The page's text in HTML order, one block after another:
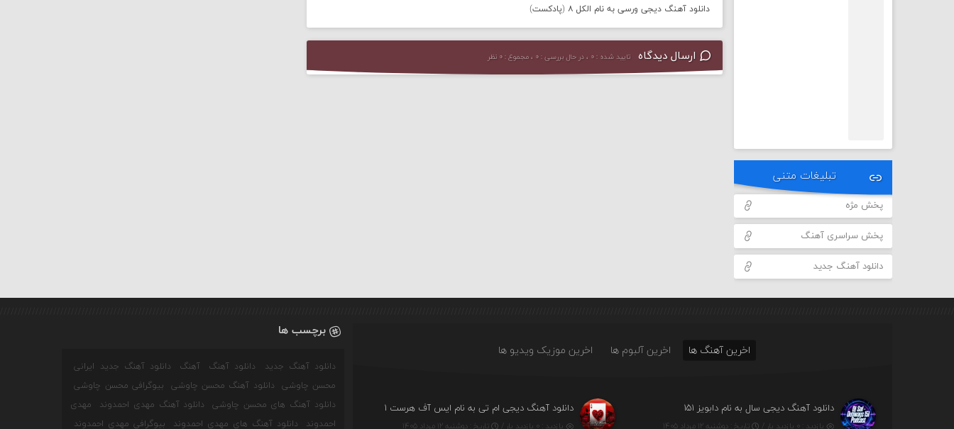
دانلود آهنگ دیجی ورسی به نام الکل ۸ (پادکست)
ارسال دیدگاه تایید شده : ۰ ، در حال بررسی : ۰ ، مجموع : ۰ نظر
تبلیغات متنی
پخش مژه
پخش سراسری آهنگ
دانلود آهنگ جدید
اخرین آهنگ ها اخرین آلبوم ها اخرین موزیک ویدیو ها
دانلود آهنگ دیجی سال به نام دابویز ۱۵۱
بازدید : ۰ بازدید بار / تاریخ : دوشنبه ۱۲ مرداد ۱۴۰۵
دانلود آهنگ دیجی ام تی به نام ایس آف هرست ۱
بازدید : ۰ بازدید بار / تاریخ : دوشنبه ۱۲ مرداد ۱۴۰۵
برچسب ها
دانلود آهنگ جدید دانلود آهنگ آهنگ
دانلود آهنگ جدید ایرانی
محسن چاوشی
دانلود آهنگ محسن چاوشی
بیوگرافی محسن چاوشی
دانلود آهنگ های محسن چاوشی
دانلود آهنگ مهدی احمدوند
مهدی
احمدوند
دانلود آهنگ های مهدی احمدوند بیوگرافی مهدی احمدوند